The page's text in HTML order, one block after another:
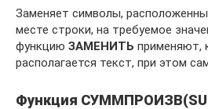
Заменяет символы,
месте строки, на требуемое
функцию ЗАМЕНИТЬ применяют,
располагается текст, при этом
Функция